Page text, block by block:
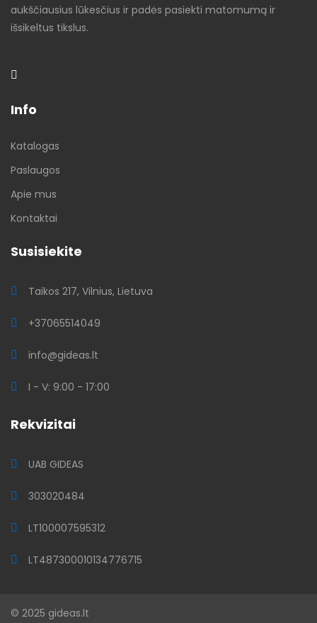
aukščiausius lūkesčius ir padės pasiekti matomumą ir
išsikeltus tikslus.
Info
Katalogas
Paslaugos
Apie mus
Kontaktai
Susisiekite
Taikos 217, Vilnius, Lietuva
+37065514049
info@gideas.lt
I - V: 9:00 - 17:00
Rekvizitai
UAB GIDEAS
303020484
LT100007595312
LT487300010134776715
© 2025 gideas.lt